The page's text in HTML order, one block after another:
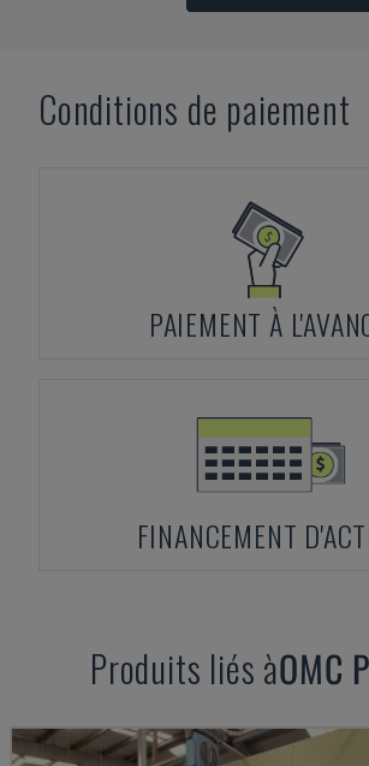
Conditions de paiement
PAIEMENT À
FINANCEMENT
Produits liés àOMC